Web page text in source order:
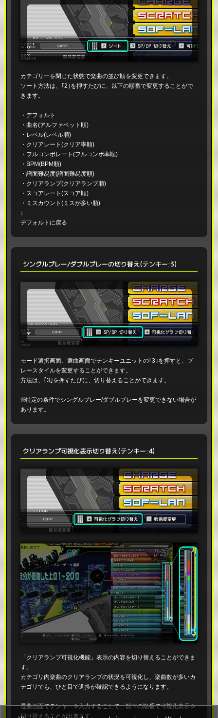
カテゴリーを閉じた状態で楽曲の並び順を変更できます。
ソート方法は、｢2｣を押すたびに、以下の順番で変更することがで
きます。
・デフォルト
・曲名(アルファベット順)
・レベル(レベル順)
・クリアレート(クリア率順)
・フルコンボレート(フルコンボ率順)
・BPM(BPM順)
・譜面難易度(譜面難易度順)
・クリアランプ(クリアランプ順)
・スコアレート(スコア順)
・ミスカウント(ミスが多い順)
↓
デフォルトに戻る
シングルプレー/ダブルプレーの切り替え(テンキー:3)
モード選択画面、選曲画面でテンキーユニットの｢3｣を押すと、プ
レースタイルを変更することができます。
方法は、｢3｣を押すたびに、切り替えることができます。
※特定の条件でシングルプレー/ダブルプレーを変更できない場合が
あります。
クリアランプ可視化表示切り替え(テンキー:4)
「クリアランプ可視化機能」表示の内容を切り替えることができま
す。
カテゴリ内楽曲のクリアランプの状況を可視化し、楽曲数が多いカ
テゴリでも、ひと目で進捗が確認できるようになります。
選曲画面でテンキーを入力することで、以下の順番で可視化表示を
切り替えることが出来ます。